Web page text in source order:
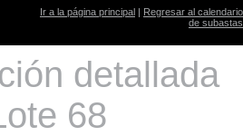
Ir a la página principal | Regresar al calendario
de subastas
detallada
68